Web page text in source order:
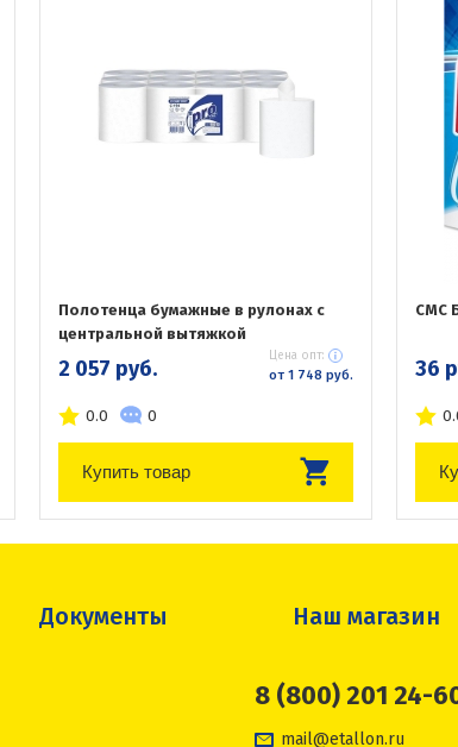
Полотенца бумажные в рулонах с
центральной вытяжкой
2 057 руб. Цена опт:
от 1 748 руб.
0.0 0
Купить товар
СМС
36
Документы Наш магазин
8 (800) 201 24-
mail@etallon.ru